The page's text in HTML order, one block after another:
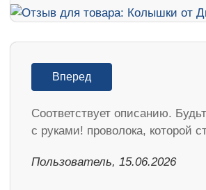
Вперед
Соответствует описанию.
с руками! проволока, которой
Пользователь, 15.06.2026